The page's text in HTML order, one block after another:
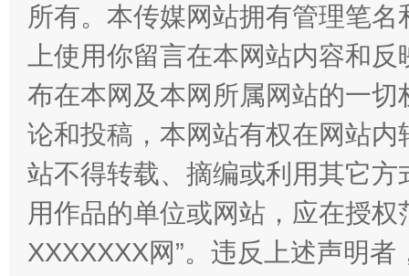
所有。本传媒网站拥有管理笔
上使用你留言在本网站内容和
布在本网及本网所属网站的一
论和投稿，本网站有权在网站
站不得转载、摘编或利用其它
用作品的单位或网站，应在授
XXXXXXX网”。违反上述声明